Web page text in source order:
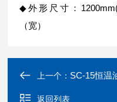
◆外形尺寸：
（宽）
上一个： SC-15恒温
返回列表